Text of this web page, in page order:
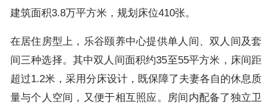
建筑面积3.8万平方米，规划床位410张。
在居住房型上，乐谷颐养中心提供单人间、双人间及套
间三种选择。其中双人间面积约35至55平方米，床间距
超过1.2米，采用分床设计，既保障了夫妻各自的休息质
量与个人空间，又便于相互照应。房间内配备了独立卫